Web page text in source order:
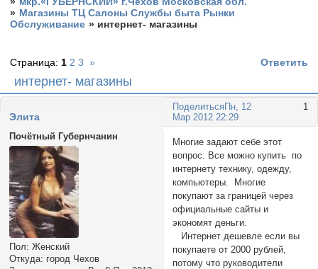
» Магазины ТЦ Салоны Службы быта Рынки
Обслуживание » интернет- магазины
интернет- магазины
Страница: 1 2 3 » Ответить
Поделиться 1
Пн, 12
Мар 2012 22:29
Элита
Почётный Губернчанин
Пол: Женский
Откуда: город Чехов
Многие задают себе этот
вопрос. Все можно купить по
интернету технику, одежду,
компьютеры. Многие
покупают за границей через
официальные сайты и
экономят деньги.
Интернет дешевле если вы
покупаете от 2000 рублей,
потому что руководители